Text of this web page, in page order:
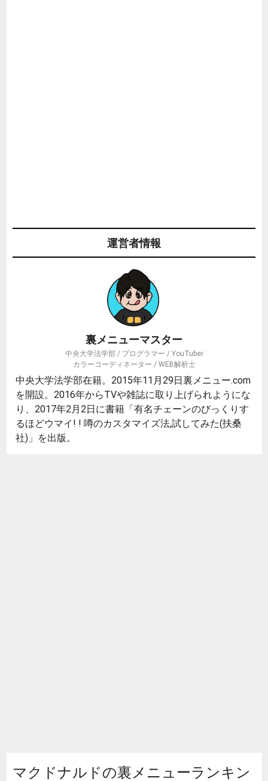
運営者情報
裏メニューマスター
中央大学法学部 / プログラマー / YouTuber
カラーコーディネーター / WEB解析士
中央大学法学部在籍。2015年11月29日裏メニュー.com
を開設。2016年からTVや雑誌に取り上げられようにな
り、2017年2月2日に書籍「有名チェーンのびっくりす
るほどウマイ! ! 噂のカスタマイズ法,試してみた(扶桑
社)」を出版。
マクドナルドの裏メニューランキン